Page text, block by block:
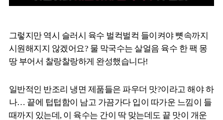
그렇지만 역시 슬러시 육수 벌컥벌컥 들이켜야 뼛속까지
시원해지지 않겠어요? 물 막국수는 살얼음 육수 한 팩 몽
땅 부어서 찰랑찰랑하게 완성했습니다!
일반적인 반조리 냉면 제품들은 파우더 맛?이라고 해야 하
나… 끝에 텁텁함이 남고 가끔가다 입이 따가운 느낌이 들
때까지 있는데, 이 육수는 간이 딱 맞는데도 끝 맛이 개운